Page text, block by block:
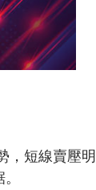
，短線賣壓明